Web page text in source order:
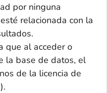
por ninguna
relacionada con la
que al acceder o
la base de datos, el
de la licencia de